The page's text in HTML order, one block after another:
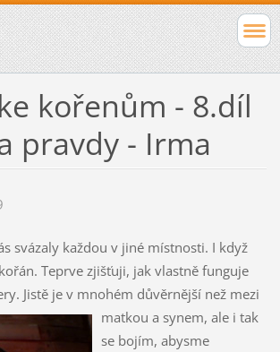
kořenům - 8.díl
pravdy - Irma
svázaly každou v jiné místnosti. I když
Teprve zjišťuji, jak vlastně funguje
Jistě je v mnohém důvěrnější než mezi
matkou a synem, ale i tak
se bojím, abysme